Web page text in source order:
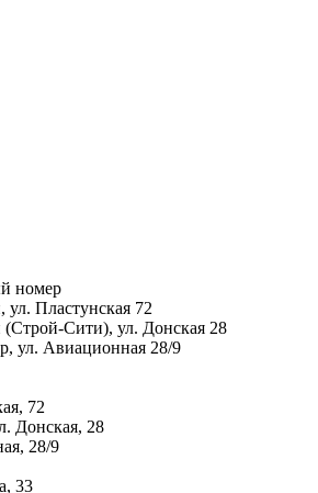
номер
ул. Пластунская 72
Сити), ул. Донская 28
ул. Авиационная 28/9
72
Донская, 28
28/9
33